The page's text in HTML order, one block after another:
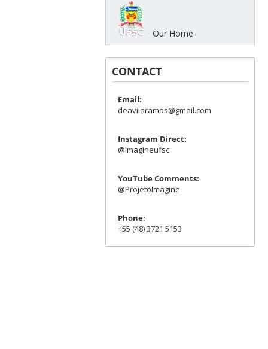
Our Home
CONTACT
Email:
deavilaramos@gmail.com
Instagram Direct:
@imagineufsc
YouTube Comments:
@ProjetoImagine
Phone:
+55 (48) 3721 5153